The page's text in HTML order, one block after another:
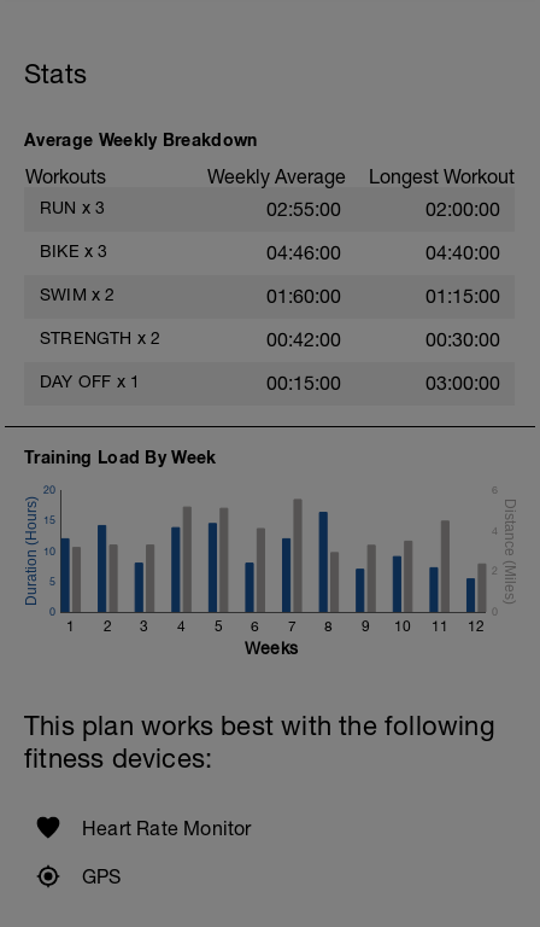
4. Cool Down
Stats
Average Weekly Breakdown
Workouts Weekly Average Longest Workout
RUN x 3 02:55:00 02:00:00
BIKE x 3 04:46:00 04:40:00
SWIM x 2 01:60:00 01:15:00
STRENGTH x 2 00:42:00 00:30:00
DAY OFF x 1 00:15:00 03:00:00
Training Load By Week
1 2 3 4 5 6 7 8 9 10 11 12
0
5
10
15
20
0
2
4
6
Weeks
This plan works best with the following
fitness devices:
Heart Rate Monitor
GPS